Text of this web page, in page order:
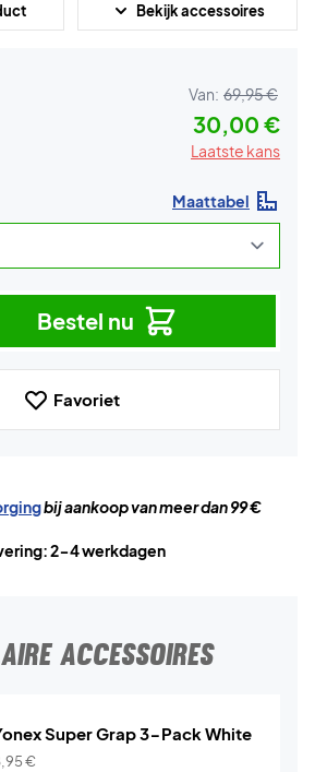
Bekijk accessoires
Van: 69,95 €
30,00 €
Laatste kans
Maattabel
Bestel nu
Favoriet
bij aankoop van meer dan 99 €
2-4 werkdagen
ACCESSOIRES
Super Grap 3-Pack White
€